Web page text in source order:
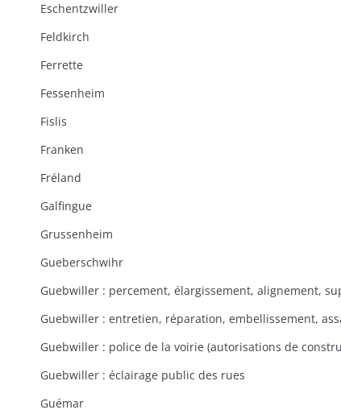
Eschentzwiller
Feldkirch
Ferrette
Fessenheim
Fislis
Franken
Fréland
Galfingue
Grussenheim
Gueberschwihr
Guebwiller : éclairage public des rues
Guémar